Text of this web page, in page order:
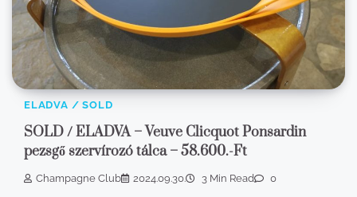
ELADVA / SOLD
SOLD / ELADVA – Veuve Clicquot Ponsardin
pezsgő szervírozó tálca – 58.600.-Ft
Champagne Club 2024.09.30. 3 Min Read 0